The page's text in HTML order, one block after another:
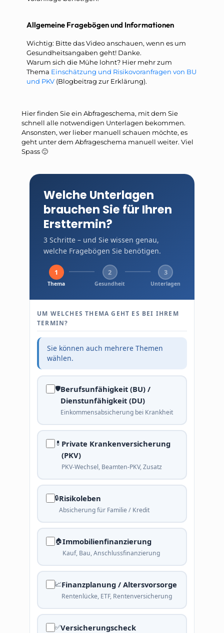
Allgemeine Fragebögen und Informationen
Wichtig: Bitte das Video anschauen, wenn es um
Gesundheitsangaben geht! Danke.
Warum sich die Mühe lohnt? Hier mehr zum
Thema Einschätzung und Risikovoranfragen von BU
und PKV (Blogbeitrag zur Erklärung).
Hier finden Sie ein Abfrageschema, mit dem Sie
schnell alle notwendigen Unterlagen bekommen.
Ansonsten, wer lieber manuell schauen möchte, es
geht unter dem Abfrageschema manuell weiter. Viel
Spass 🙂
Welche Unterlagen
brauchen Sie für Ihren
Ersttermin?
3 Schritte – und Sie wissen genau,
welche Fragebögen Sie benötigen.
1
Thema
2
Gesundheit
3
Unterlagen
UM WELCHES THEMA GEHT ES BEI IHREM
TERMIN?
Sie können auch mehrere Themen
wählen.
🛡Berufsunfähigkeit (BU) /
Dienstunfähigkeit (DU)
Einkommensabsicherung bei Krankheit
💊 Private Krankenversicherung
(PKV)
PKV-Wechsel, Beamten-PKV, Zusatz
🔒Risikoleben
Absicherung für Familie / Kredit
🏠Immobilienfinanzierung
Kauf, Bau, Anschlussfinanzierung
📈Finanzplanung / Altersvorsorge
Rentenlücke, ETF, Rentenversicherung
✅Versicherungscheck